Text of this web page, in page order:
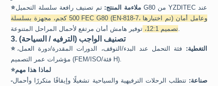
⭐
ملاءمة المنتج:
تم تصنيف رافعة سلسلة التحميل G80 من YZDITEC عند
500 كجم، مجهزة بسلسلة FEC G80 (EN-818-7، تم اختبارها) وعامل أمان
تصميم 12:1،
3. تصنيف الواجب (الترفيه / السياحة)
⭐ التغطية: فئة التحمل عند البدء/التوقف، الدورات المقدرة/دورة العمل،
مؤشرات عمر التصميم (FEM/ISO/فئة H).
⭐لماذا هذا مهم
-صناعة: تتطلب الرحلات الترفيهية والسياحية تشغيلًا وإيقافًا متكررًا وأحمال